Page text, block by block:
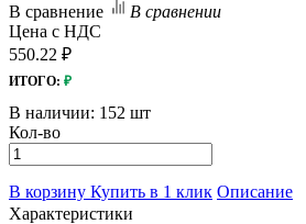
В сравнение
В сравнении
Цена с НДС
550.22 ₽
ИТОГО: ₽
В наличии: 152 шт
Кол-во
В корзину Купить в 1 клик Описание
Характеристики